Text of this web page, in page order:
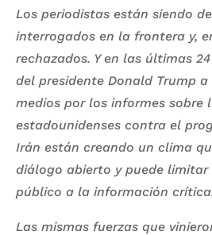
Los periodistas están siendo
interrogados en la frontera y,
rechazados. Y en las últimas
del presidente Donald Trump a
medios por los informes sobre
estadounidenses contra el
Irán están creando un clima
diálogo abierto y puede limitar
público a la información
Las mismas fuerzas que